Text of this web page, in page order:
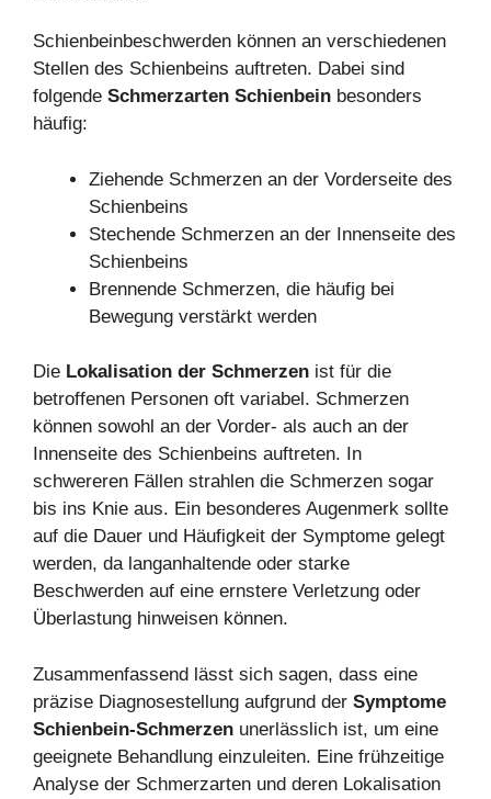
Schienbeinbeschwerden können an verschiedenen
Stellen des Schienbeins auftreten. Dabei sind
folgende Schmerzarten Schienbein besonders
häufig:
Ziehende Schmerzen an der Vorderseite des
Schienbeins
Stechende Schmerzen an der Innenseite des
Schienbeins
Brennende Schmerzen, die häufig bei
Bewegung verstärkt werden
Die Lokalisation der Schmerzen ist für die
betroffenen Personen oft variabel. Schmerzen
können sowohl an der Vorder- als auch an der
Innenseite des Schienbeins auftreten. In
schwereren Fällen strahlen die Schmerzen sogar
bis ins Knie aus. Ein besonderes Augenmerk sollte
auf die Dauer und Häufigkeit der Symptome gelegt
werden, da langanhaltende oder starke
Beschwerden auf eine ernstere Verletzung oder
Überlastung hinweisen können.
Zusammenfassend lässt sich sagen, dass eine
präzise Diagnosestellung aufgrund der Symptome
Schienbein-Schmerzen unerlässlich ist, um eine
geeignete Behandlung einzuleiten. Eine frühzeitige
Analyse der Schmerzarten und deren Lokalisation